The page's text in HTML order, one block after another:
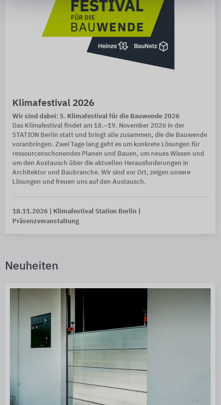
Klimafestival 2026
Wir sind dabei: 5. Klimafestival für die Bauwende 2026
Das Klimafestival findet am 18.–19. November 2026 in der
STATION Berlin statt und bringt alle zusammen, die die Bauwende
voranbringen. Zwei Tage lang geht es um konkrete Lösungen für
ressourcenschonendes Planen und Bauen, um neues Wissen und
um den Austausch über die aktuellen Herausforderungen in
Architektur und Baubranche. Wir sind vor Ort, zeigen unsere
Lösungen und freuen uns auf den Austausch.
18.11.2026 | Klimafestival Station Berlin
Präsenzveranstaltung
Neuheiten